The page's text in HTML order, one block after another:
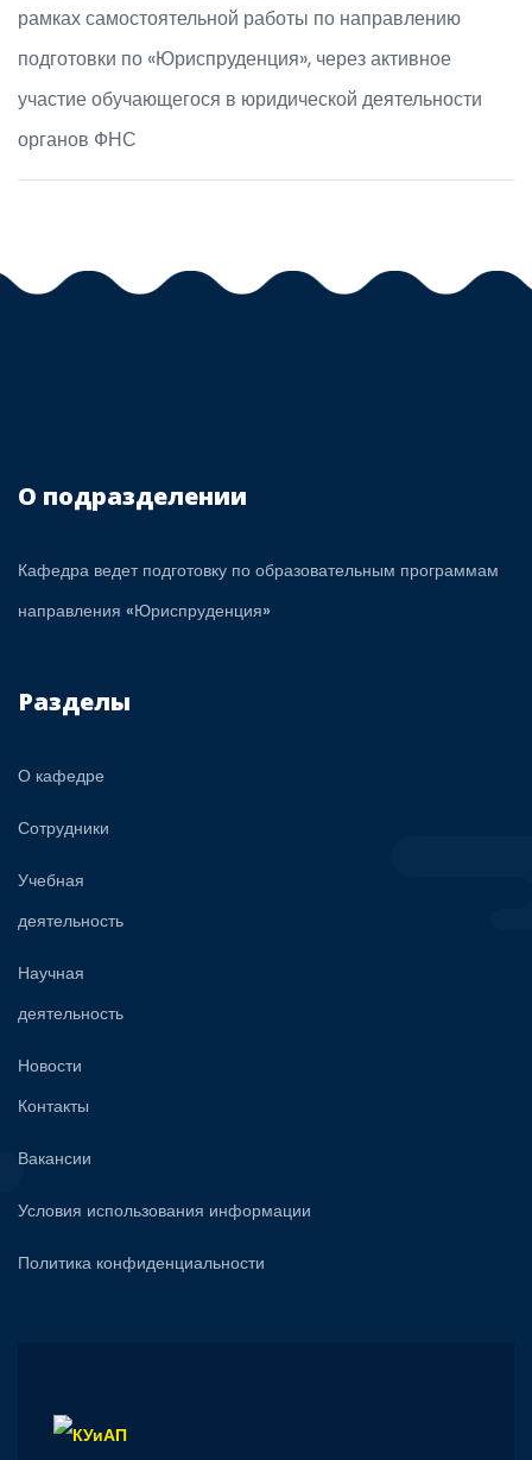
рамках самостоятельной работы по направлению
подготовки по «Юриспруденция», через активное
участие обучающегося в юридической деятельности
органов ФНС
О подразделении
Кафедра ведет подготовку по образовательным программам
направления «Юриспруденция»
Разделы
О кафедре
Сотрудники
Учебная
деятельность
Научная
деятельность
Новости
Контакты
Вакансии
Условия использования информации
Политика конфиденциальности